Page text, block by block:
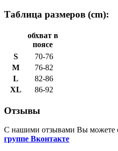
Таблица размеров (cm):
обхват в
поясе
S
70-76
M
76-82
L
82-86
XL
86-92
Отзывы
С нашими отзывами Вы можете
группе Вконтакте